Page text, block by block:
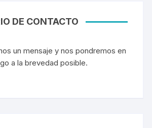
DE CONTACTO
un mensaje y nos pondremos en
a la brevedad posible.